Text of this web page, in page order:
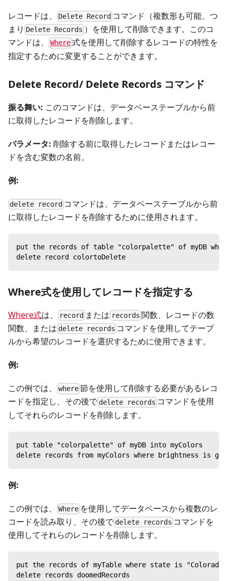
レコードは、 Delete Record コマンド（複数形も可能、つ
まり Delete Records ）を使用して削除できます。このコ
マンドは、
Where 式を使用して削除するレコードの特性を
指定するために変更することができます。
Delete Record/ Delete Records コマンド
振る舞い: このコマンドは、データベーステーブルから前
に取得したレコードを削除します。
パラメータ: 削除する前に取得したレコードまたはレコー
ドを含む変数の名前。
例:
delete record コマンドは、データベーステーブルから前
に取得したレコードを削除するために使用されます。
put the records of table "colorpalette" of myDB
delete record colortoDelete
Where式を使用してレコードを指定する
Where式は、 record または records 関数、レコードの数
関数、または delete records コマンドを使用してテーブ
ルから希望のレコードを選択するために使用できます。
例:
この例では、 where 節を使用して削除する必要があるレコ
ードを指定し、その後で delete records コマンドを使用
してそれらのレコードを削除します。
put table "colorpalette" of myDB into myColors
delete records from myColors where brightness is
例:
この例では、 Where を使用してデータベースから複数のレ
コードを読み取り、その後で delete records コマンドを
使用してそれらのレコードを削除します。
put the records of myTable where state is "Colorado"
delete records doomedRecords